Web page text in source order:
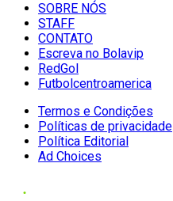
SOBRE NÓS
STAFF
CONTATO
Escreva no Bolavip
RedGol
Futbolcentroamerica
Termos e Condições
Políticas de privacidade
Política Editorial
Ad Choices